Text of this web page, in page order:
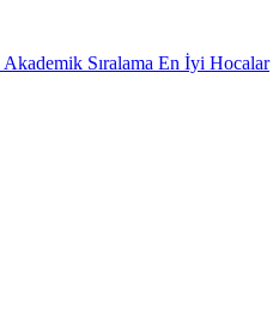
Akademik Sıralama En İyi Hocalar